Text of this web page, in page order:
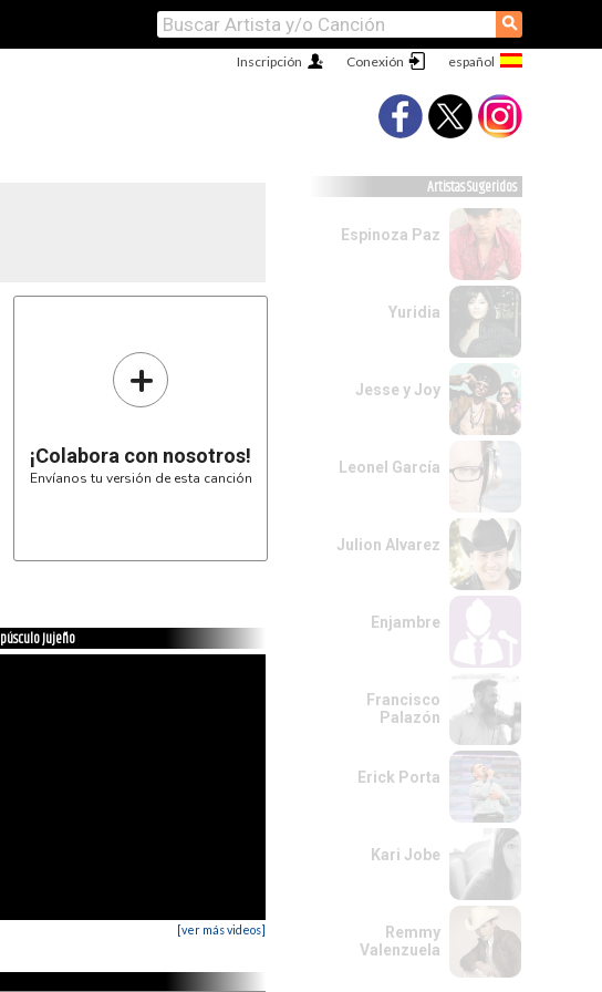
⚲
Conexión
Inscripción
LAm
que
+
¡Colabora con nosotros!
Envíanos tu versión de esta canción
Jujeño
[ver más videos]
Artistas Sugeridos
Espinoza Paz
Yuridia
Jesse y Joy
Leonel García
Julion Alvarez
Enjambre
Francisco
Palazón
Erick Porta
Kari Jobe
Remmy
Valenzuela